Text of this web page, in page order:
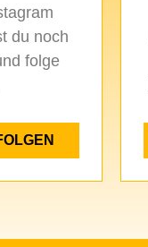
du noch
folge